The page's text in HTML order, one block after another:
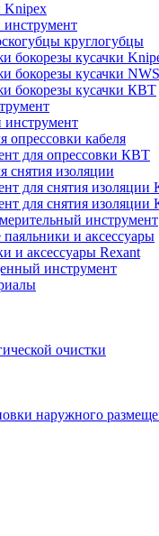
Knipex
инструмент
круглогубцы
бокорезы кусачки
бокорезы кусачки NWS
бокорезы кусачки КВТ
инструмент
опрессовки кабеля
для опрессовки КВТ
снятия изоляции
для снятия изоляции
для снятия
инструмент
и аксессуары
и аксессуары Rexant
инструмент
очистки
наружного